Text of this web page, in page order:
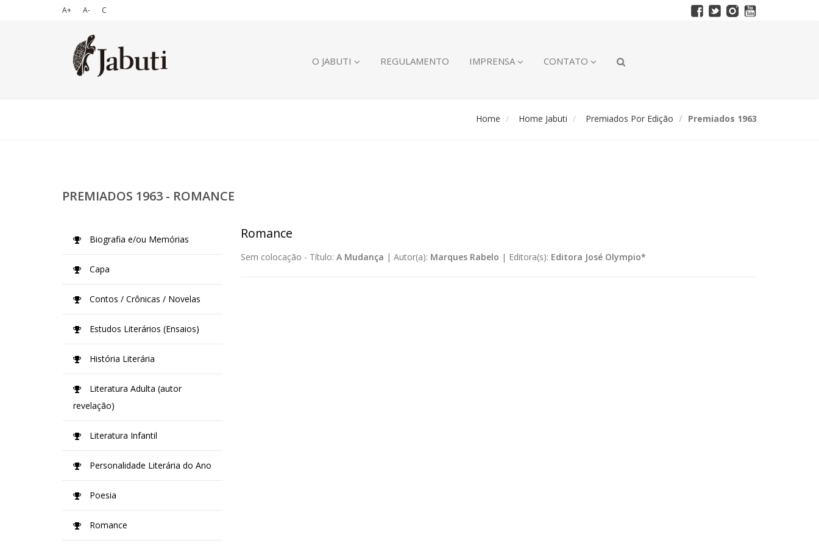
A+ A- C
O JABUTI REGULAMENTO IMPRENSA CONTATO
Home Home Jabuti Premiados Por Edição Premiados 1963
PREMIADOS 1963 - ROMANCE
Romance
Sem colocação - Título: A Mudança | Autor(a): Marques Rabelo | Editora(s): Editora José Olympio*
Biografia e/ou Memórias
Capa
Contos / Crônicas / Novelas
Estudos Literários (Ensaios)
História Literária
Literatura Adulta (autor
revelação)
Literatura Infantil
Personalidade Literária do Ano
Poesia
Romance